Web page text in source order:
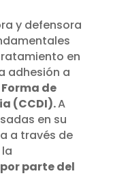
y defensora
en
adhesión a
de
(CCDI).A
en su
a través de
por parte del